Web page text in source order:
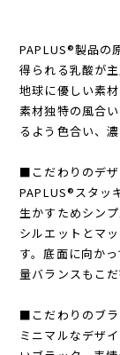
PAPLUS®製品の
得られる乳酸が
地球に優しい素
るよう色合い、
■こだわりのデザ
PAPLUS®スタッ
生かすためシン
シルエットとマ
量バランスもこだ
■こだわりのブラ